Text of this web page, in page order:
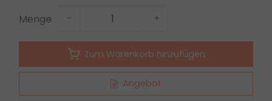
Menge - +
Zum Warenkorb hinzufügen
Angebot